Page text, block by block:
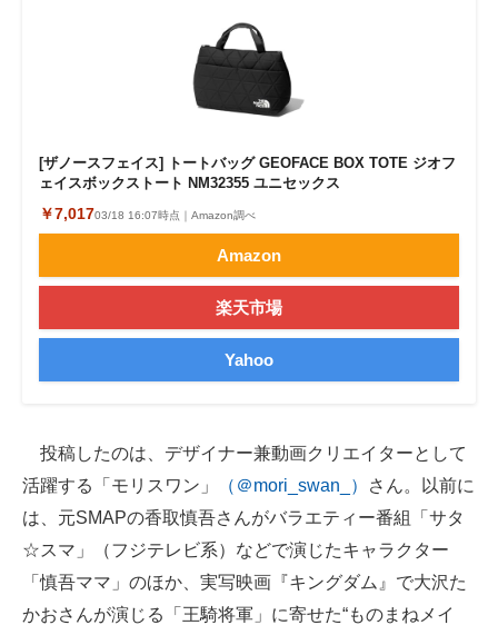
ITエンジニア向け専門サイト
IT製品の技術・比較・事例
製造業のIT導入・活用を支援
エレクトロニクス専門サイト
建設×テクノロジーの最前線
ちょっと気になるネットの話題
[ザノースフェイス] トートバッグ GEOFACE BOX TOTE ジオフ
ェイスボックストート NM32355 ユニセックス
￥7,01703/18 16:07時点｜Amazon調べ
Amazon
楽天市場
Yahoo
投稿したのは、デザイナー兼動画クリエイターとして
活躍する「モリスワン」
（＠mori_swan_）
さん。以前に
は、元SMAPの香取慎吾さんがバラエティー番組「サタ
☆スマ」（フジテレビ系）などで演じたキャラクター
「慎吾ママ」のほか、実写映画『キングダム』で大沢た
かおさんが演じる「王騎将軍」に寄せた“ものまねメイ